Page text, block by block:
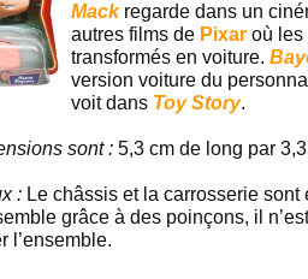
Mackregarde dans un
autres films de Pixar où les
transformés en voiture.
version voiture du
voit dans Toy Story.
sont : 5,3 cm de long par
: Le châssis et la carrosserie
grâce à des poinçons, il
l’ensemble.